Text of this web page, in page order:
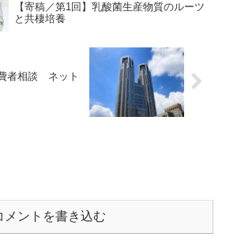
【寄稿／第1回】乳酸菌生産物質のルーツ
と共棲培養
者相談 ネット
メントを書き込む